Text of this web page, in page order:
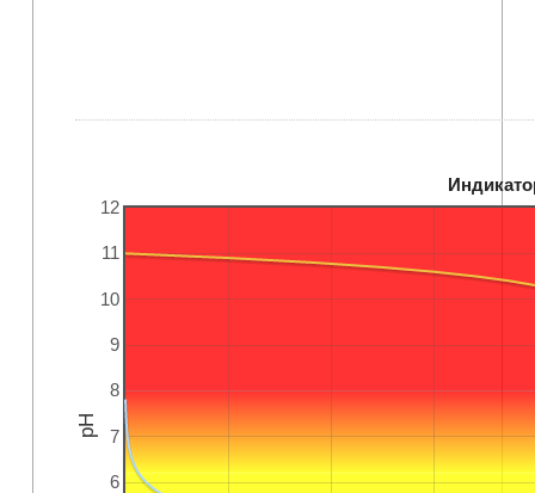
6
7
8
9
10
11
12
pH